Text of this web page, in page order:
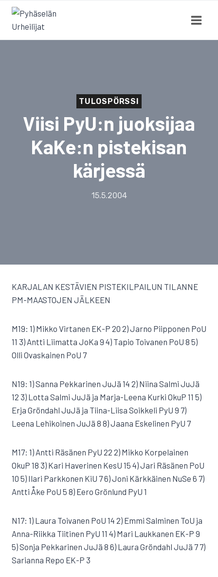
Siirry
sisältöön
TULOSPÖRSSI
Viisi PyU:n juoksijaa
KaKe:n pistekisan
kärjessä
15.5.2004
KARJALAN KESTÄVIEN PISTEKILPAILUN TILANNE
PM-MAASTOJEN JÄLKEEN
M19: 1) Mikko Virtanen EK-P 20 2) Jarno Piipponen PoU
11 3) Antti Liimatta JoKa 9 4) Tapio Toivanen PoU 8 5)
Olli Ovaskainen PoU 7
N19: 1) Sanna Pekkarinen JuJä 14 2) Niina Salmi JuJä
12 3) Lotta Salmi JuJä ja Marja-Leena Kurki OkuP 11 5)
Erja Gröndahl JuJä ja Tiina-Liisa Soikkeli PyU 9 7)
Leena Lehikoinen JuJä 8 8) Jaana Eskelinen PyU 7
M17: 1) Antti Räsänen PyU 22 2) Mikko Korpelainen
OkuP 18 3) Kari Haverinen KesU 15 4) Jari Räsänen PoU
10 5) Ilari Parkkonen KiU 7 6) Joni Kärkkäinen NuSe 6 7)
Antti Åke PoU 5 8) Eero Grönlund PyU 1
N17: 1) Laura Toivanen PoU 14 2) Emmi Salminen ToU ja
Anna-Riikka Tiitinen PyU 11 4) Mari Laukkanen EK-P 9
5) Sonja Pekkarinen JuJä 8 6) Laura Gröndahl JuJä 7 7)
Sarianna Repo EK-P 3